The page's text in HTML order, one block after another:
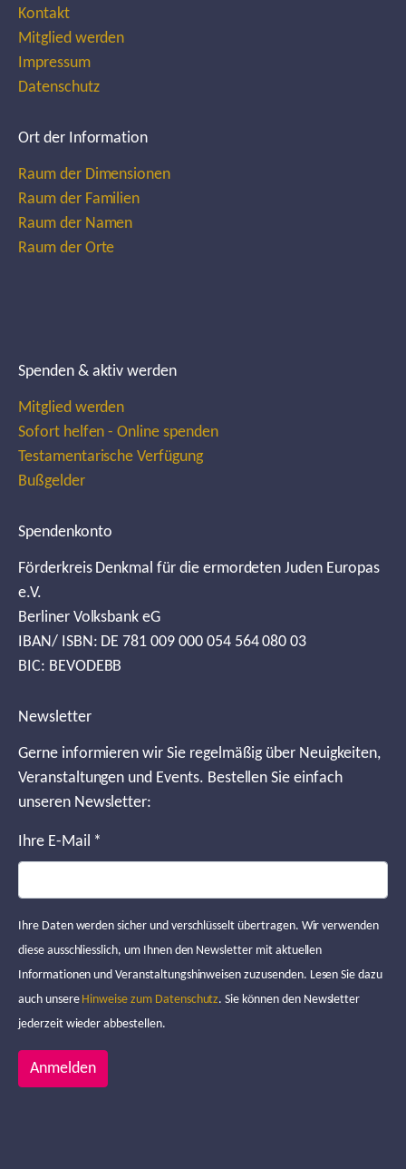
Kontakt
Mitglied werden
Impressum
Datenschutz
Ort der Information
Raum der Dimensionen
Raum der Familien
Raum der Namen
Raum der Orte
Spenden & aktiv werden
Mitglied werden
Sofort helfen - Online spenden
Testamentarische Verfügung
Bußgelder
Spendenkonto
Förderkreis Denkmal für die ermordeten Juden Europas
e.V.
Berliner Volksbank eG
IBAN/ ISBN: DE 781 009 000 054 564 080 03
BIC: BEVODEBB
Newsletter
Gerne informieren wir Sie regelmäßig über Neuigkeiten,
Veranstaltungen und Events. Bestellen Sie einfach
unseren Newsletter:
Ihre E-Mail *
Ihre Daten werden sicher und verschlüsselt übertragen. Wir verwenden
diese ausschliesslich, um Ihnen den Newsletter mit aktuellen
Informationen und Veranstaltungshinweisen zuzusenden. Lesen Sie dazu
auch unsere Hinweise zum Datenschutz. Sie können den Newsletter
jederzeit wieder abbestellen.
Anmelden